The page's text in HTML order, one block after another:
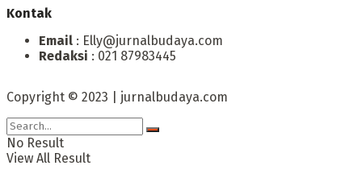
Kontak
Email : Elly@jurnalbudaya.com
Redaksi : 021 87983445
Copyright © 2023 | jurnalbudaya.com
No Result
View All Result